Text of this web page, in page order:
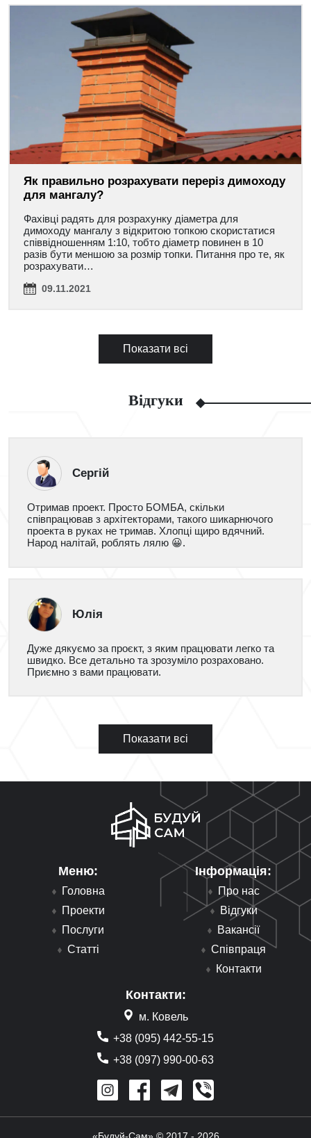
Як правильно розрахувати переріз димоходу
для мангалу?
Фахівці радять для розрахунку діаметра для
димоходу мангалу з відкритою топкою скористатися
співвідношенням 1:10, тобто діаметр повинен в 10
разів бути меншою за розмір топки. Питання про те, як
розрахувати…
09.11.2021
Показати всі
Відгуки
Сергій
Отримав проект. Просто БОМБА, скільки
співпрацював з архітекторами, такого шикарнючого
проекта в руках не тримав. Хлопці щиро вдячний.
Народ налітай, роблять лялю 😀.
Юлія
Дуже дякуємо за проєкт, з яким працювати легко та
швидко. Все детально та зрозуміло розраховано.
Приємно з вами працювати.
Показати всі
Меню:
Головна
Проекти
Послуги
Статті
Інформація:
Про нас
Відгуки
Вакансії
Співпраця
Контакти
Контакти:
м. Ковель
+38 (095) 442-55-15
+38 (097) 990-00-63